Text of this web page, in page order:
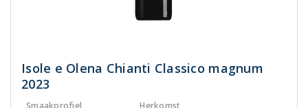
Isole e Olena Chianti Classico magnum
2023
Smaakprofiel Herkomst